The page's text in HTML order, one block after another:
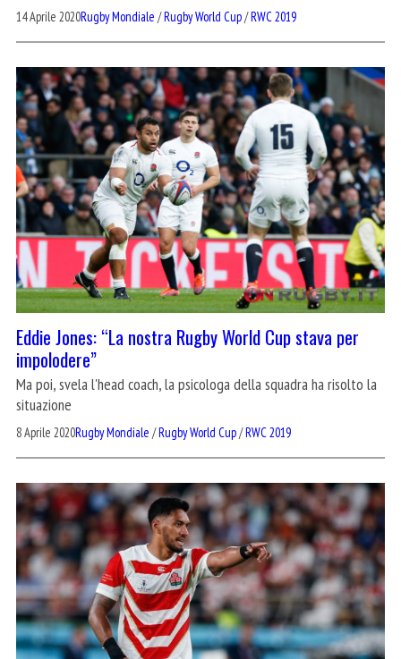
14 Aprile 2020Rugby Mondiale /Rugby World Cup/RWC 2019
Eddie Jones: “La nostra Rugby World Cup stava per
impolodere”
Ma poi, svela l'head coach, la psicologa della squadra ha risolto la
situazione
8 Aprile 2020Rugby Mondiale /Rugby World Cup/RWC 2019